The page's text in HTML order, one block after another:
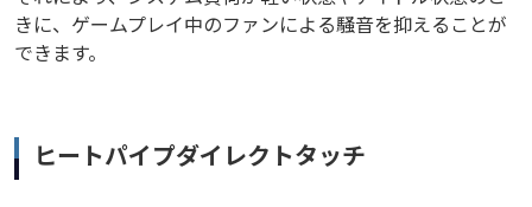
きに、ゲームプレイ中のファンによる騒音を抑えることが
できます。
ヒートパイプダイレクトタッチ